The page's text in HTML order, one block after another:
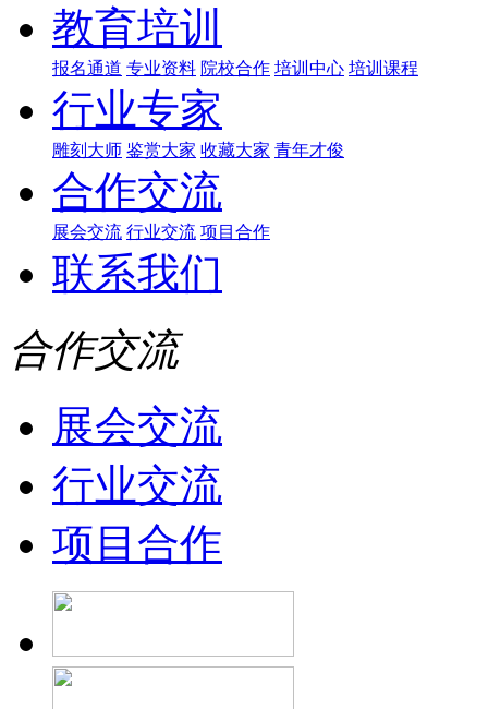
教育培训
报名通道 专业资料 院校合作 培训中心 培训课程
行业专家
雕刻大师 鉴赏大家 收藏大家 青年才俊
合作交流
展会交流 行业交流 项目合作
联系我们
合作交流
展会交流
行业交流
项目合作